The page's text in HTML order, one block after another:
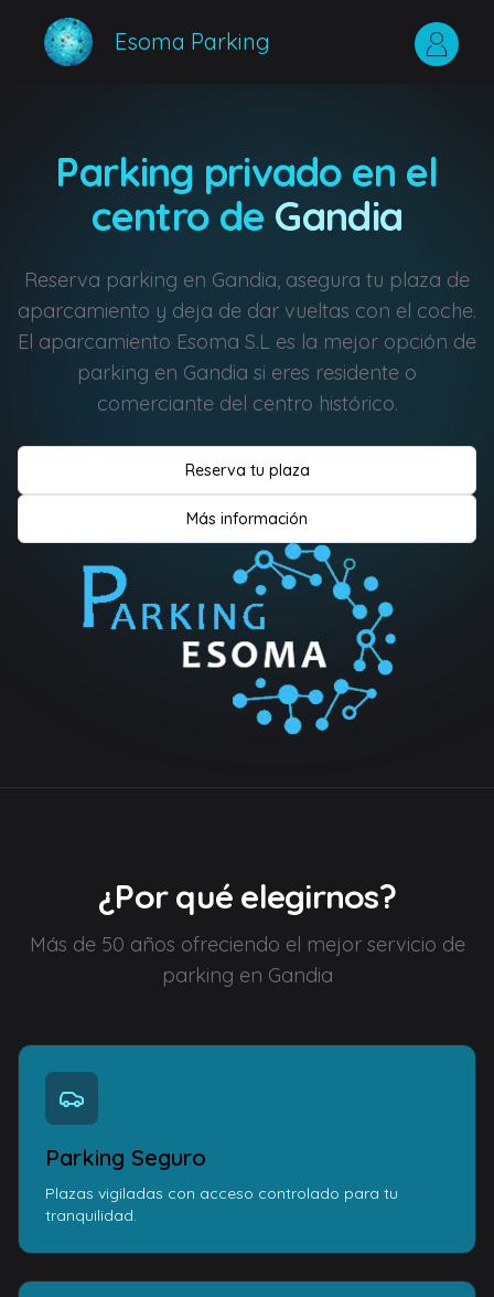
Esoma Parking
Parking privado en el
centro de Gandia
Reserva parking en Gandia, asegura tu plaza de
aparcamiento y deja de dar vueltas con el coche.
El aparcamiento Esoma S.L es la mejor opción de
parking en Gandia si eres residente o
comerciante del centro histórico.
Reserva tu plaza
Más información
¿Por qué elegirnos?
Más de 50 años ofreciendo el mejor servicio de
parking en Gandia
Parking Seguro
Plazas vigiladas con acceso controlado para tu
tranquilidad.